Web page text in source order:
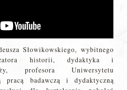
Słowikowskiego, wybitnego
historii, dydaktyka i
profesora Uniwersytetu
pracą badawczą i dydaktyczną